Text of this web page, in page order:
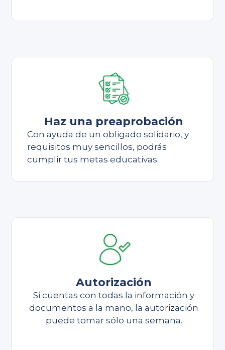
Haz una preaprobación
Con ayuda de un obligado solidario, y
requisitos muy sencillos, podrás
cumplir tus metas educativas.
Autorización
Si cuentas con todas la información y
documentos a la mano, la autorización
puede tomar sólo una semana.